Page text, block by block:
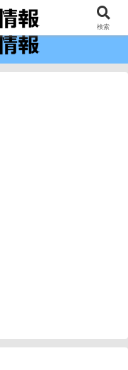
フラ。
検索